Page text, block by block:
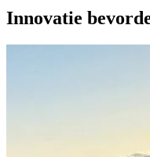
Innovatie